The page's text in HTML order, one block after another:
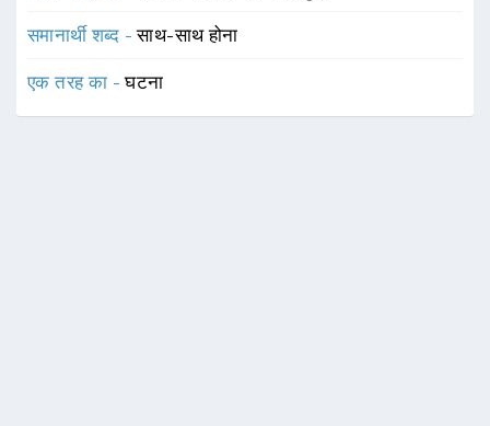
समानार्थी शब्द -साथ-साथ होना
एक तरह का -घटना